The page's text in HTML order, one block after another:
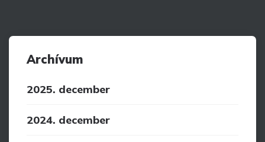
Archívum
2025. december
2024. december